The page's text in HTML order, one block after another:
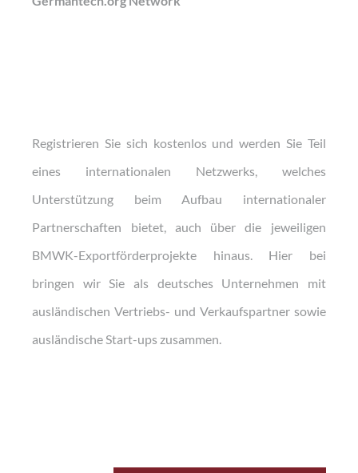
Registrieren Sie sich kostenlos und werden Sie Teil
eines internationalen Netzwerks, welches
Unterstützung beim Aufbau internationaler
Partnerschaften bietet, auch über die jeweiligen
BMWK-Exportförderprojekte hinaus. Hier bei
bringen wir Sie als deutsches Unternehmen mit
ausländischen Vertriebs- und Verkaufspartner sowie
ausländische Start-ups zusammen.